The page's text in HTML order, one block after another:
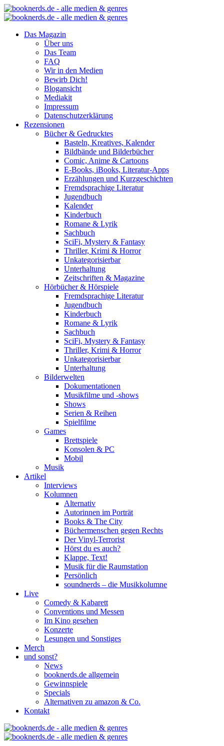
Das Magazin
Über uns
Das Team
FAQ
Wir in den Medien
Bewirb Dich!
Blogansicht
Mediakit
Impressum
Datenschutzerklärung
Rezensionen
Bücher & Gedrucktes
Basteln, Kreatives, Kalender
Bildbände und Bilderbücher
Comic, Anime & Cartoons
E-Books, iBooks, Literatur-Apps
Erzählungen und Kurzgeschichten
Fremdsprachige Literatur
Jugendbuch
Kalender
Kinderbuch
Romane & Lyrik
Sachbuch
SciFi, Mystery & Fantasy
Thriller, Krimi & Horror
Unkategorisierbar
Unterhaltung
Zeitschriften & Magazine
Hörbücher & Hörspiele
Fremdsprachige Literatur
Jugendbuch
Kinderbuch
Romane & Lyrik
Sachbuch
SciFi, Mystery & Fantasy
Thriller, Krimi & Horror
Unkategorisierbar
Unterhaltung
Bilderwelten
Dokumentationen
Musikfilme und -shows
Shows
Serien & Reihen
Spielfilme
Games
Brettspiele
Konsolen & PC
Mobil
Musik
Artikel
Interviews
Kolumnen
Alternativ
Autorinnen im Porträt
Books & The City
Büchermenschen gegen Rechts
Der Vinyl-Terrorist
Hörst du es auch?
Klappe, Text!
Musik für die Raumstation
Persönlich
soundnerds – die Musikkolumne
Live
Comedy & Kabarett
Conventions und Messen
Im Kino gesehen
Konzerte
Lesungen und Sonstiges
Merch
und sonst?
News
booknerds.de allgemein
Gewinnspiele
Specials
Alternativen zu amazon & Co.
Kontakt